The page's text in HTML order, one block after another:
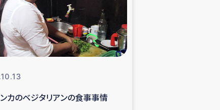
業
震 緊急支援
カのベジタリアンの食事事情